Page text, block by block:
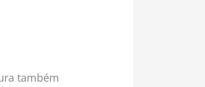
também